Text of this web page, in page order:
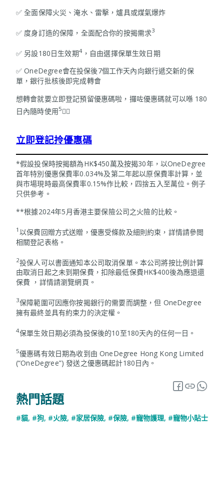
✅ 全面保障火災、淹水、雷擊，爐具或煤氣爆炸
✅ 度身訂造的保障，全面配合你的按揭需求3
✅ 另設180日生效期4，自由選擇保單生效日期
✅ OneDegree會在投保後7個工作天內向銀行遞交新的保
單，銀行批核後即完成轉會
想轉會就要立即登記預留優惠碼啦，攞咗優惠碼就可以喺 180
日內隨時使用5👇🏻
立即登記拎優惠碼
*假設投保時按揭額為HK$450萬及按揭30年，以OneDegree
首年特別優惠保費率0.034%及第二年起以原保費率計算，並
與巿場現時最高保費率0.15%作比較，四捨五入至萬位。例子
只供參考。
**根據2024年5月香港主要保險公司之火險的比較。
1 以保費回贈方式送贈，優惠受條款及細則約束，詳情請參閲
相關登記表格。
2投保人可以書面通知本公司取消保單。本公司將按比例計算
由取消日起之未到期保費，扣除最低保費HK$400後為應退還
保費 ，詳情請瀏覽網頁。
3保障範圍可因應你按揭銀行的需要而調整，但 OneDegree
擁有最終並具有約束力的決定權。
4保單生效日期必須為投保後的10至180天內的任何一日。
5優惠碼有效日期為收到由 OneDegree Hong Kong Limited
(“OneDegree”) 發送之優惠碼起計180日內。
熱門話題
#貓, #狗, #火險, #家居保險, #保險, #寵物護理, #寵物小貼士